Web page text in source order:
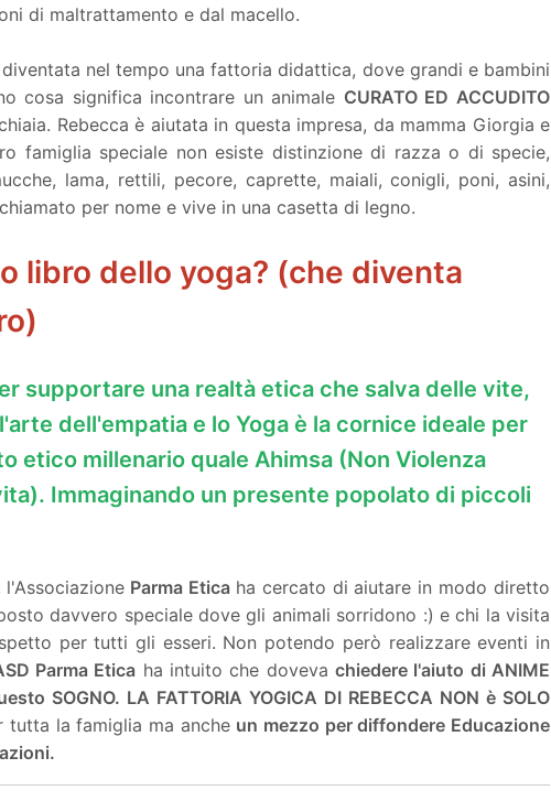
di maltrattamento e dal macello.
nel tempo una fattoria didattica, dove grandi e bambini
cosa significa incontrare un animale CURATO ED ACCUDITO
Rebecca è aiutata in questa impresa, da mamma Giorgia e
famiglia speciale non esiste distinzione di razza o di specie,
lama, rettili, pecore, caprette, maiali, conigli, poni, asini,
per nome e vive in una casetta di legno.
libro dello yoga? (che diventa
supportare una realtà etica che salva delle vite,
dell'empatia e lo Yoga è la cornice ideale per
etico millenario quale Ahimsa (Non Violenza
Immaginando un presente popolato di piccoli
Parma Etica ha cercato di aiutare in modo diretto
davvero speciale dove gli animali sorridono :) e chi la visita
per tutti gli esseri. Non potendo però realizzare eventi in
Parma Etica ha intuito che dovevachiedere l'aiuto di ANIME
SOGNO. LA FATTORIA YOGICA DI REBECCA NON è SOLO
tutta la famiglia ma anche un mezzo per diffondere Educazione